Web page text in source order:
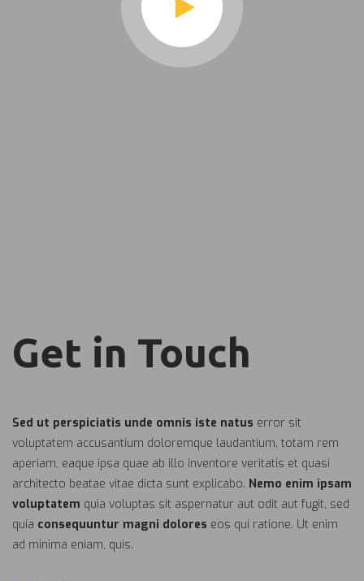
Get in Touch
Sed ut perspiciatis unde omnis iste natus error sit
voluptatem accusantium doloremque laudantium, totam rem
aperiam, eaque ipsa quae ab illo inventore veritatis et quasi
architecto beatae vitae dicta sunt explicabo. Nemo enim ipsam
voluptatem quia voluptas sit aspernatur aut odit aut fugit, sed
quia consequuntur magni dolores eos qui ratione. Ut enim
ad minima eniam, quis.